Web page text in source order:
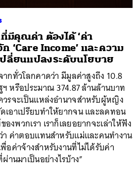
มีคุณค่า ต้องได้ ‘ค่า
‘Care Income’ และความ
ปลี่ยนแปลงระดับนโยบาย
ากทั่วโลกคาดว่า มีมูลค่าสูงถึง 10.8
หรือประมาณ 374.87 ล้านล้านบาท
รจะเป็นแหล่งอำนาจสำหรับผู้หญิง
เอาเปรียบทำให้ยากจน และลดทอน
งพวกเรา เราก็เลยอยากจะเล่าให้ฟัง
า ค่าตอบแทนสำหรับแม่และคนทำงาน
อค่าจ้างสำหรับงานที่ไม่ได้รับค่า
นมาเป็นอย่างไรบ้าง”
TWEET LINE EMAIL